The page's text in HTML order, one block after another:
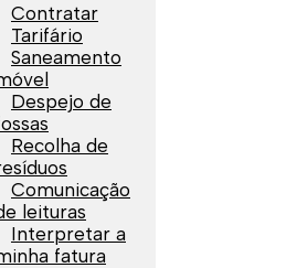
Contratar
Tarifário
Saneamento
Despejo de
Recolha de
Comunicação
leituras
Interpretar a
fatura